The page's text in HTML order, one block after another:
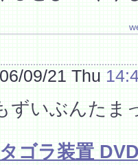
09/21 Thu
ずいぶんたま
ゴラ装置